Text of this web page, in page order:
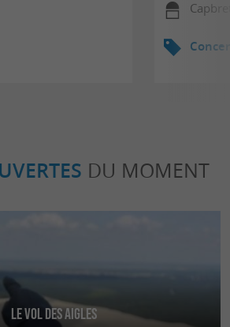
DU MOMENT
Le Vol des Aigles